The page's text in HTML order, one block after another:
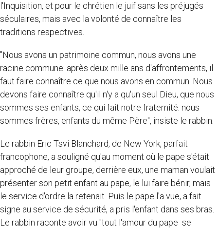
l'Inquisition, et pour le chrétien le juif sans les préjugés
séculaires, mais avec la volonté de connaître les
traditions respectives.
"Nous avons un patrimoine commun, nous avons une
racine commune: après deux mille ans d'affrontements, il
faut faire connaître ce que nous avons en commun. Nous
devons faire connaître qu'il n'y a qu'un seul Dieu, que nous
sommes ses enfants, ce qui fait notre fraternité: nous
sommes frères, enfants du même Père", insiste le rabbin.
Le rabbin Eric Tsvi Blanchard, de New York, parfait
francophone, a souligné qu'au moment où le pape s'était
approché de leur groupe, derrière eux, une maman voulait
présenter son petit enfant au pape, le lui faire bénir, mais
le service d'ordre la retenait. Puis le pape l'a vue, a fait
signe au service de sécurité, a pris l'enfant dans ses bras.
Le rabbin raconte avoir vu "tout l'amour du pape se